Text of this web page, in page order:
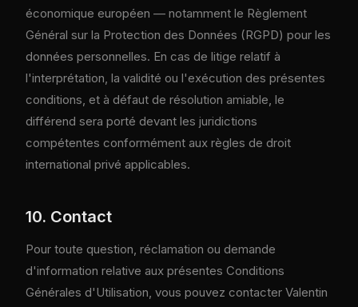
économique européen — notamment le Règlement
Général sur la Protection des Données (RGPD) pour les
données personnelles. En cas de litige relatif à
l'interprétation, la validité ou l'exécution des présentes
conditions, et à défaut de résolution amiable, le
différend sera porté devant les juridictions
compétentes conformément aux règles de droit
international privé applicables.
10. Contact
Pour toute question, réclamation ou demande
d'information relative aux présentes Conditions
Générales d'Utilisation, vous pouvez contacter Valentin